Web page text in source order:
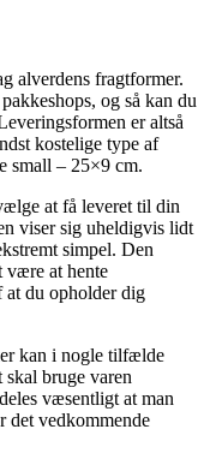
alverdens fragtformer.
og så kan du
er altså
kostelige type af
small – 25×9 cm.
at få leveret til din
viser sig uheldigvis lidt
simpel. Den
være at hente
at du opholder dig
kan i nogle tilfælde
bruge varen
væsentligt at man
det vedkommende